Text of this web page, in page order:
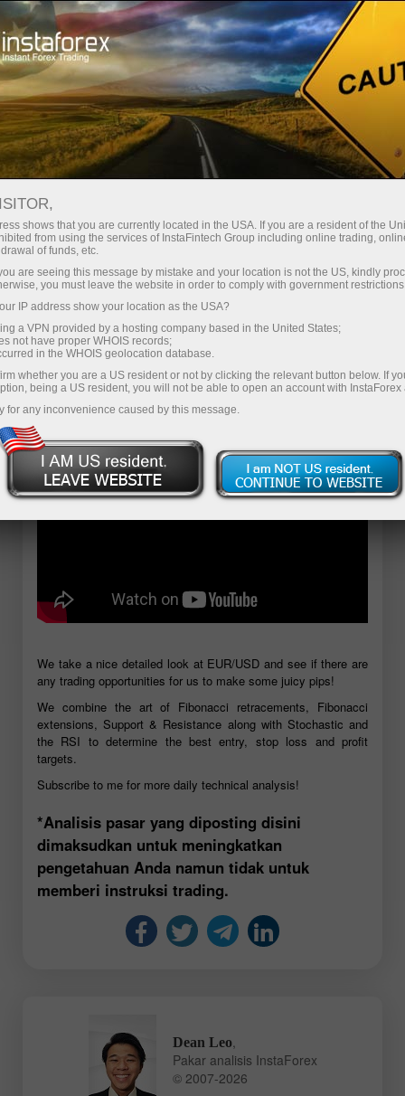
Untuk Trader Analytical Reviews Technical analysis
04.04.2017: Forex Analysis &
Reviews: Daily Forex Technical
Analysis | GBP/USD | 4th April 2017
Buka akun trading
Buka akun demo
We take a nice detailed look at EUR/USD and see if there are
any trading opportunities for us to make some juicy pips!
We combine the art of Fibonacci retracements, Fibonacci
extensions, Support & Resistance along with Stochastic and
the RSI to determine the best entry, stop loss and profit
targets.
Subscribe to me for more daily technical analysis!
*Analisis pasar yang diposting disini
dimaksudkan untuk meningkatkan
pengetahuan Anda namun tidak untuk
memberi instruksi trading.
Dean Leo,
Pakar analisis InstaForex
© 2007-2026
shows that you are currently located in the USA. If you are a resident of the
from using the services of InstaFintech Group including online trading,
of funds, etc.
are seeing this message by mistake and your location is not the US, kindly
you must leave the website in order to comply with government
IP address show your location as the USA?
a VPN provided by a hosting company based in the United States;
not have proper WHOIS records;
in the WHOIS geolocation database.
whether you are a US resident or not by clicking the relevant button below. If
being a US resident, you will not be able to open an account with InstaForex
for any inconvenience caused by this message.